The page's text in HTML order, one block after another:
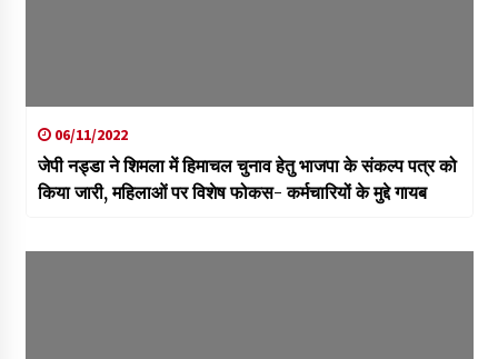
06/11/2022
जेपी नड्डा ने शिमला में हिमाचल चुनाव हेतु भाजपा के संकल्प पत्र को
किया जारी, महिलाओं पर विशेष फोकस- कर्मचारियों के मुद्दे गायब